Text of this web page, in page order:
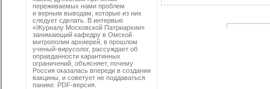
переживаемых нами проблем
и верным выводам, которые из них
следует сделать. В интервью
«Журналу Московской Патриархии»
занимающий кафедру в Омской
митрополии архиерей, в прошлом
ученый-вирусолог, рассуждает об
оправданности карантинных
ограничений, объясняет, почему
Россия оказалась впереди в создании
вакцины, и советует не поддаваться
панике. PDF-версия.